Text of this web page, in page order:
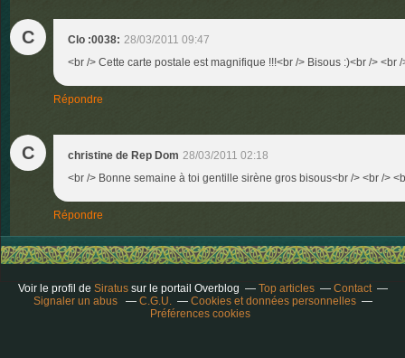
C Clo :0038: 28/03/2011 09:47
<br /> Cette carte postale est magnifique !!!<br /> Bisous :)<br /> <br /
Répondre
C christine de Rep Dom 28/03/2011 02:18
<br /> Bonne semaine à toi gentille sirène gros bisous<br /> <br />
Répondre
Voir le profil de Siratussur le portail Overblog Top articles
Contact
Signaler un abus
C.G.U.
Cookies et données personnelles
Préférences cookies